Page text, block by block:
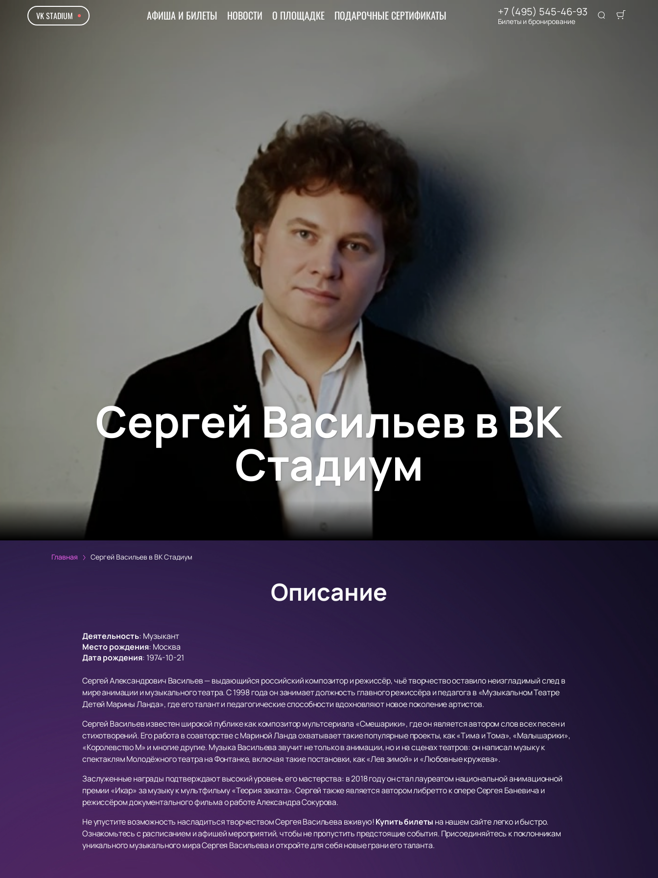
VK STADIUM АФИША И БИЛЕТЫ НОВОСТИ О ПЛОЩАДКЕ ПОДАРОЧНЫЕ СЕРТИФИКАТЫ +7 (495) 545-46-93
Билеты и бронирование
Сергей Васильев в ВК
Стадиум
Главная Сергей Васильев в ВК Стадиум
Описание
Деятельность: Музыкант
Место рождения: Москва
Дата рождения: 1974-10-21
Сергей Александрович Васильев — выдающийся российский композитор и режиссёр, чьё творчество оставило неизгладимый след в
мире анимации и музыкального театра. С 1998 года он занимает должность главного режиссёра и педагога в «Музыкальном Театре
Детей Марины Ланда», где его талант и педагогические способности вдохновляют новое поколение артистов.
Сергей Васильев известен широкой публике как композитор мультсериала «Смешарики», где он является автором слов всех песен и
стихотворений. Его работа в соавторстве с Мариной Ланда охватывает такие популярные проекты, как «Тима и Тома», «Малышарики»,
«Королевство М» и многие другие. Музыка Васильева звучит не только в анимации, но и на сценах театров: он написал музыку к
спектаклям Молодёжного театра на Фонтанке, включая такие постановки, как «Лев зимой» и «Любовные кружева».
Заслуженные награды подтверждают высокий уровень его мастерства: в 2018 году он стал лауреатом национальной анимационной
премии «Икар» за музыку к мультфильму «Теория заката». Сергей также является автором либретто к опере Сергея Баневича и
режиссёром документального фильма о работе Александра Сокурова.
Не упустите возможность насладиться творчеством Сергея Васильева вживую! Купить билеты на нашем сайте легко и быстро.
Ознакомьтесь с расписанием и афишей мероприятий, чтобы не пропустить предстоящие события. Присоединяйтесь к поклонникам
уникального музыкального мира Сергея Васильева и откройте для себя новые грани его таланта.